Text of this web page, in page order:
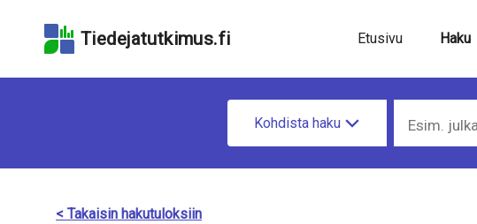
hakukenttään
sivun
saavutettavuusselosteeseen
Tiedejatutkimus.fi Etusivu Haku
d
e
Kohdista haku
< Takaisin hakutuloksiin